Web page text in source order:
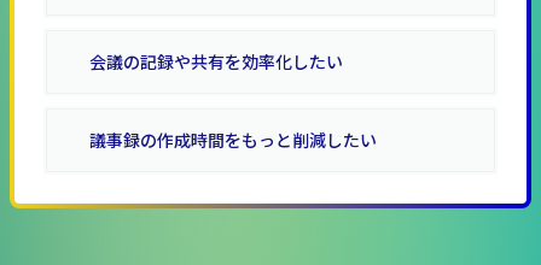
会議の記録や共有を効率化したい
議事録の作成時間をもっと削減したい